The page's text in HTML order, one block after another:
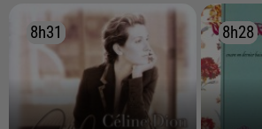
8h31
8h31 8h28
8h28